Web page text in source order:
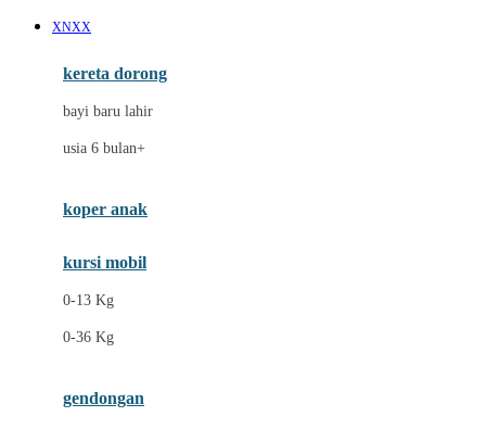
E
ELC
Ergobaby
Ezyroller
F
Felt So Sweet
Fisher Price
XNXX
kereta dorong
bayi baru lahir
usia 6 bulan+
koper anak
kursi mobil
0-13 Kg
0-36 Kg
gendongan